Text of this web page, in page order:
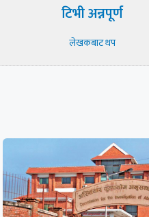
टिभी अन्नपूर्ण
लेखकबाट थप